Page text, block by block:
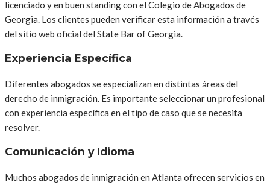
licenciado y en buen standing con el Colegio de Abogados de
Georgia. Los clientes pueden verificar esta información a través
del sitio web oficial del State Bar of Georgia.
Experiencia Específica
Diferentes abogados se especializan en distintas áreas del
derecho de inmigración. Es importante seleccionar un profesional
con experiencia específica en el tipo de caso que se necesita
resolver.
Comunicación y Idioma
Muchos abogados de inmigración en Atlanta ofrecen servicios en